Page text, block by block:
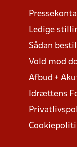
Ledige
Sådan
Vold mod
Afbud +
Idrættens